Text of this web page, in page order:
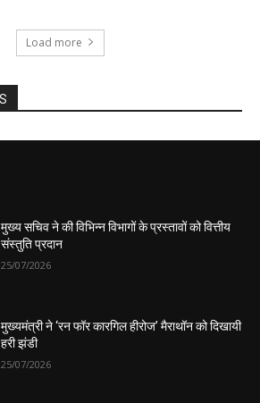
मुख्य सचिव ने की विभिन्न विभागों के प्रस्तावों को वित्तीय
संस्तुति प्रदान
25/07/2026
मुख्यमंत्री ने ‘रन फॉर कारगिल हीरोज’ मैराथॉन को दिखायी
हरी झंडी
25/07/2026